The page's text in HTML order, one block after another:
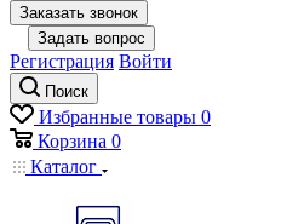
Заказать звонок
Задать вопрос
Регистрация Войти
Поиск
Избранные товары 0
Корзина 0
Каталог